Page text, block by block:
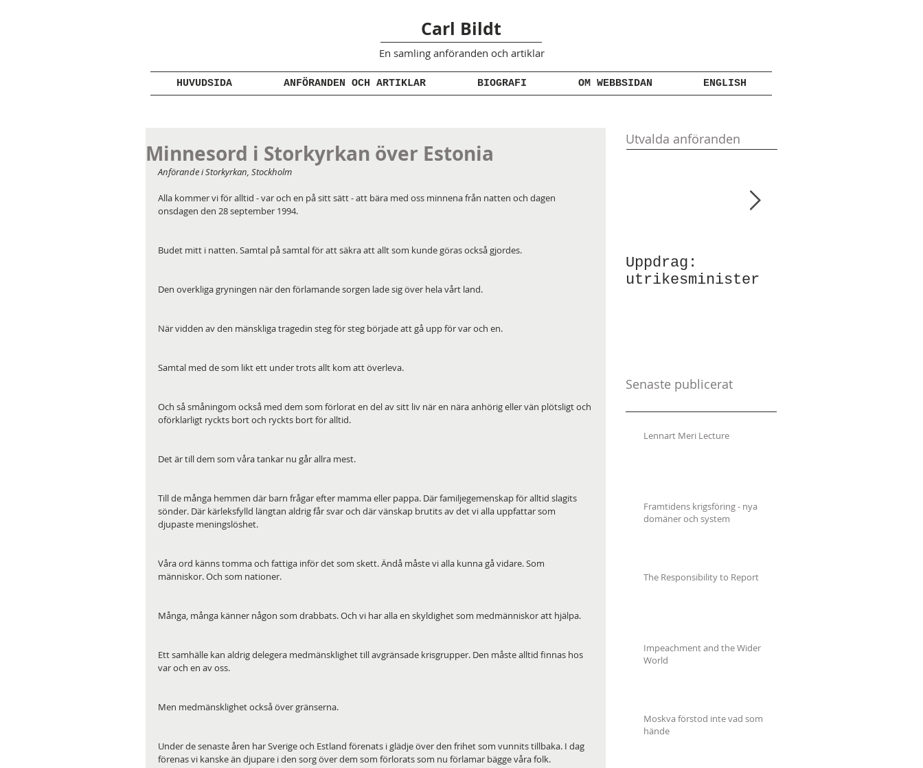
Carl Bildt
En samling anföranden och artiklar
HUVUDSIDA ANFÖRANDEN OCH ARTIKLAR BIOGRAFI OM WEBBSIDAN ENGLISH
Minnesord i Storkyrkan över Estonia
Anförande i Storkyrkan, Stockholm
Alla kommer vi för alltid - var och en på sitt sätt - att bära med oss minnena från natten och dagen
onsdagen den 28 september 1994.
Budet mitt i natten. Samtal på samtal för att säkra att allt som kunde göras också gjordes.
Den overkliga gryningen när den förlamande sorgen lade sig över hela vårt land.
När vidden av den mänskliga tragedin steg för steg började att gå upp för var och en.
Samtal med de som likt ett under trots allt kom att överleva.
Och så småningom också med dem som förlorat en del av sitt liv när en nära anhörig eller vän plötsligt och
oförklarligt ryckts bort och ryckts bort för alltid.
Det är till dem som våra tankar nu går allra mest.
Till de många hemmen där barn frågar efter mamma eller pappa. Där familjegemenskap för alltid slagits
sönder. Där kärleksfylld längtan aldrig får svar och där vänskap brutits av det vi alla uppfattar som
djupaste meningslöshet.
Våra ord känns tomma och fattiga inför det som skett. Ändå måste vi alla kunna gå vidare. Som
människor. Och som nationer.
Många, många känner någon som drabbats. Och vi har alla en skyldighet som medmänniskor att hjälpa.
Ett samhälle kan aldrig delegera medmänsklighet till avgränsade krisgrupper. Den måste alltid finnas hos
var och en av oss.
Men medmänsklighet också över gränserna.
Under de senaste åren har Sverige och Estland förenats i glädje över den frihet som vunnits tillbaka. I dag
förenas vi kanske än djupare i den sorg över dem som förlorats som nu förlamar bägge våra folk.
Utvalda anföranden
Uppdrag:
utrikesminister
Senaste publicerat
Lennart Meri Lecture
Framtidens krigsföring - nya
domäner och system
The Responsibility to Report
Impeachment and the Wider
World
Moskva förstod inte vad som
hände